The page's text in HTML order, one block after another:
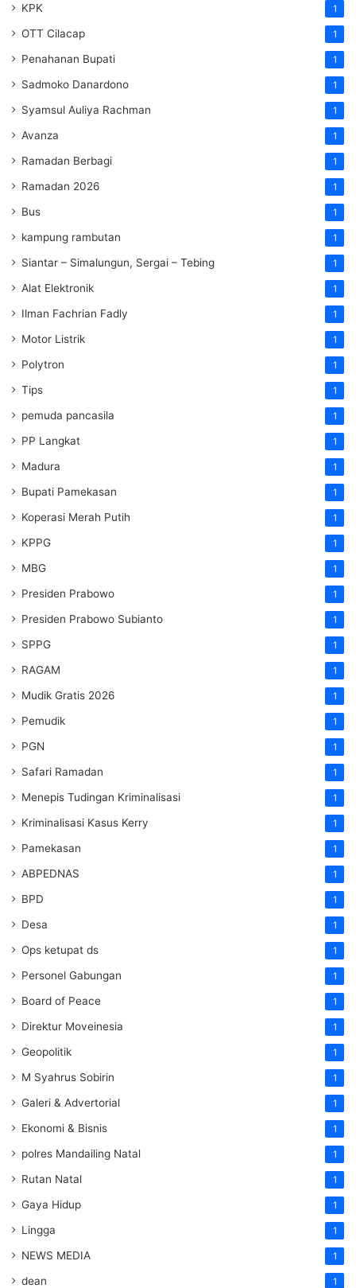
KPK 1
OTT Cilacap 1
Penahanan Bupati 1
Sadmoko Danardono 1
Syamsul Auliya Rachman 1
Avanza 1
Ramadan Berbagi 1
Ramadan 2026 1
Bus 1
kampung rambutan 1
Siantar – Simalungun, Sergai – Tebing 1
Alat Elektronik 1
Ilman Fachrian Fadly 1
Motor Listrik 1
Polytron 1
Tips 1
pemuda pancasila 1
PP Langkat 1
Madura 1
Bupati Pamekasan 1
Koperasi Merah Putih 1
KPPG 1
MBG 1
Presiden Prabowo 1
Presiden Prabowo Subianto 1
SPPG 1
RAGAM 1
Mudik Gratis 2026 1
Pemudik 1
PGN 1
Safari Ramadan 1
Menepis Tudingan Kriminalisasi 1
Kriminalisasi Kasus Kerry 1
Pamekasan 1
ABPEDNAS 1
BPD 1
Desa 1
Ops ketupat ds 1
Personel Gabungan 1
Board of Peace 1
Direktur Moveinesia 1
Geopolitik 1
M Syahrus Sobirin 1
Galeri & Advertorial 1
Ekonomi & Bisnis 1
polres Mandailing Natal 1
Rutan Natal 1
Gaya Hidup 1
Lingga 1
NEWS MEDIA 1
dean 1